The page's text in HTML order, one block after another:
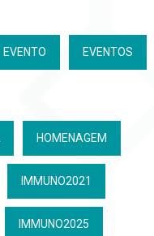
EVENTO EVENTOS
HOMENAGEM
IMMUNO2021
IMMUNO2025